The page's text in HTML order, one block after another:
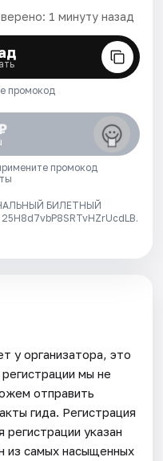
1 минуту назад
промокод
промокод
БИЛЕТНЫЙ
у организатора, это
мы не
отправить
гида. Регистрация
указан
из самых насыщенных